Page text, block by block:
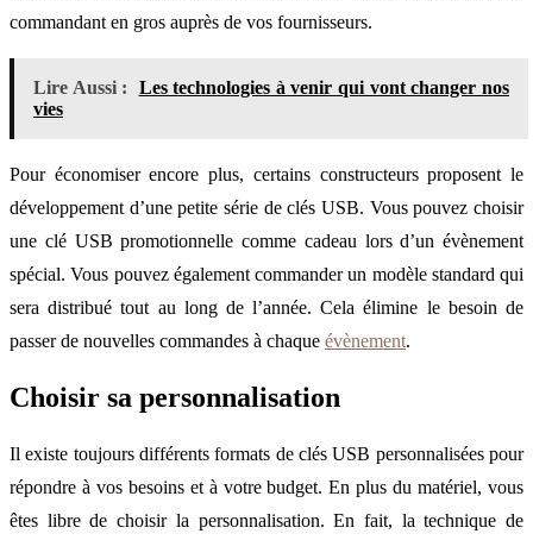
commandant en gros auprès de vos fournisseurs.
Lire Aussi :
Les technologies à venir qui vont changer nos
vies
Pour économiser encore plus, certains constructeurs proposent le
développement d’une petite série de clés USB. Vous pouvez choisir
une clé USB promotionnelle comme cadeau lors d’un évènement
spécial. Vous pouvez également commander un modèle standard qui
sera distribué tout au long de l’année. Cela élimine le besoin de
passer de nouvelles commandes à chaque évènement.
Choisir sa personnalisation
Il existe toujours différents formats de clés USB personnalisées pour
répondre à vos besoins et à votre budget. En plus du matériel, vous
êtes libre de choisir la personnalisation. En fait, la technique de